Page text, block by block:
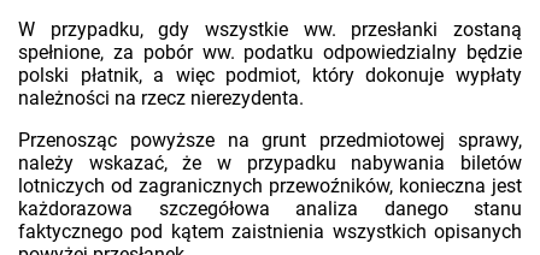
W przypadku, gdy wszystkie ww. przesłanki zostaną
spełnione, za pobór ww. podatku odpowiedzialny będzie
polski płatnik, a więc podmiot, który dokonuje wypłaty
należności na rzecz nierezydenta.
Przenosząc powyższe na grunt przedmiotowej sprawy,
należy wskazać, że w przypadku nabywania biletów
lotniczych od zagranicznych przewoźników, konieczna jest
każdorazowa szczegółowa analiza danego stanu
faktycznego pod kątem zaistnienia wszystkich opisanych